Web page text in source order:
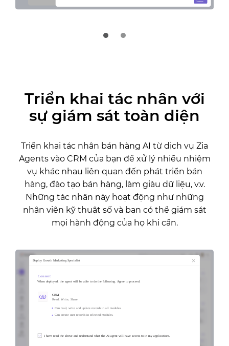
Triển khai tác nhân với
sự giám sát toàn diện
Triển khai tác nhân bán hàng AI từ dịch vụ Zia
Agents vào CRM của bạn để xử lý nhiều nhiệm
vụ khác nhau liên quan đến phát triển bán
hàng, đào tạo bán hàng, làm giàu dữ liệu, v.v.
Những tác nhân này hoạt động như những
nhân viên kỹ thuật số và bạn có thể giám sát
mọi hành động của họ khi cần.